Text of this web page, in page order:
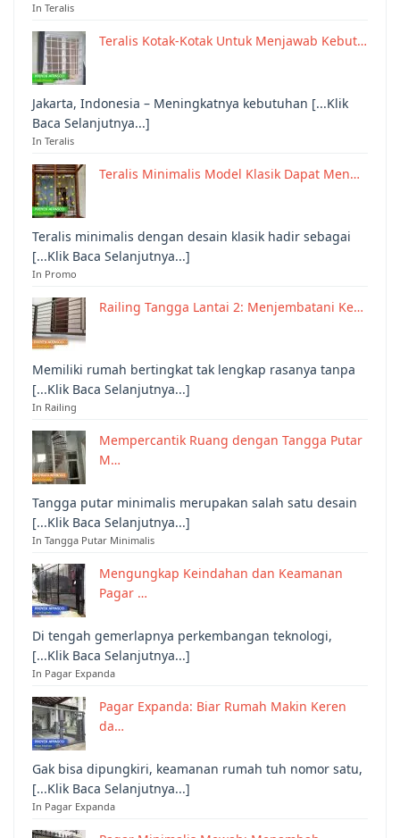
In Teralis
Teralis Kotak-Kotak Untuk Menjawab Kebut…
Jakarta, Indonesia – Meningkatnya kebutuhan [...Klik
Baca Selanjutnya...]
In Teralis
Teralis Minimalis Model Klasik Dapat Men…
Teralis minimalis dengan desain klasik hadir sebagai
[...Klik Baca Selanjutnya...]
In Promo
Railing Tangga Lantai 2: Menjembatani Ke…
Memiliki rumah bertingkat tak lengkap rasanya tanpa
[...Klik Baca Selanjutnya...]
In Railing
Mempercantik Ruang dengan Tangga Putar
M…
Tangga putar minimalis merupakan salah satu desain
[...Klik Baca Selanjutnya...]
In Tangga Putar Minimalis
Mengungkap Keindahan dan Keamanan
Pagar …
Di tengah gemerlapnya perkembangan teknologi,
[...Klik Baca Selanjutnya...]
In Pagar Expanda
Pagar Expanda: Biar Rumah Makin Keren
da…
Gak bisa dipungkiri, keamanan rumah tuh nomor satu,
[...Klik Baca Selanjutnya...]
In Pagar Expanda